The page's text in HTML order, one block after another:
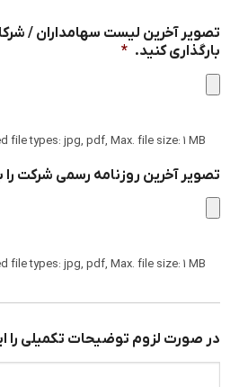
تصویر آخرین لیست سهامداران /
بارگذاری کنید. *
file types: jpg, pdf, Max. file size: 1 MB.
تصویر آخرین روزنامه رسمی شرکت را
file types: jpg, pdf, Max. file size: 1 MB.
در صورت لزوم توضیحات تکمیلی را